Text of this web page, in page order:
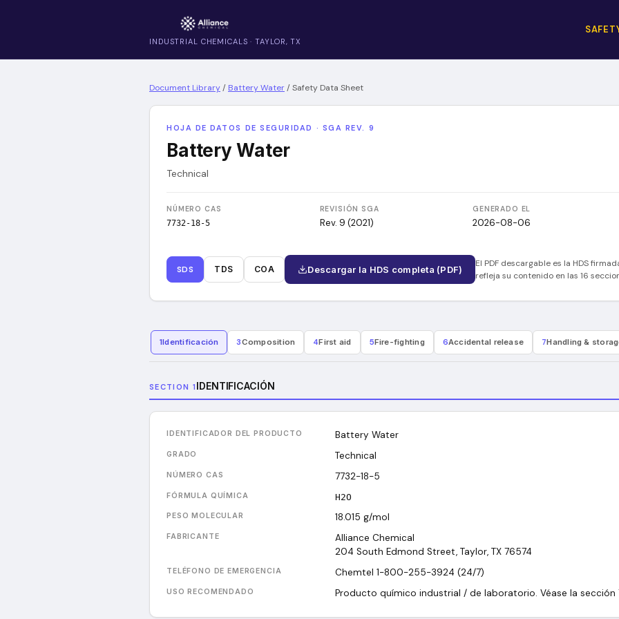
INDUSTRIAL CHEMICALS · TAYLOR, TX
Document Library/ Battery Water/Safety Data Sheet
HOJA DE DATOS DE SEGURIDAD · SGA REV. 9
Battery Water
Technical
NÚMERO CAS
7732-18-5
REVISIÓN SGA
Rev. 9 (2021)
GENERADO EL
2026-08-06
SDS TDS COA Descargar la HDS completa (PDF)
El PDF descargable es la HDS
refleja su contenido en las 16
1Identificación 3Composition 4First aid 5Fire-fighting 6Accidental release 7Handling &
SECTION 1 IDENTIFICACIÓN
IDENTIFICADOR DEL PRODUCTO Battery Water
GRADO Technical
NÚMERO CAS 7732-18-5
FÓRMULA QUÍMICA H2O
PESO MOLECULAR 18.015 g/mol
FABRICANTE
Alliance Chemical
204 South Edmond Street, Taylor, TX 76574
TELÉFONO DE EMERGENCIA Chemtel 1-800-255-3924 (24/7)
USO RECOMENDADO Producto químico industrial / de laboratorio. Véase la sección